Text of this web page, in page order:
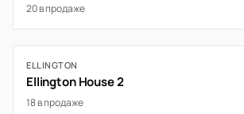
20 в продаже
ELLINGTON
Ellington House 2
18 в продаже